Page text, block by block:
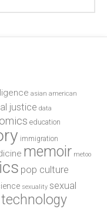
asian american
justice data
education
immigration
memoir metoo
pop culture
sexuality sexual
technology